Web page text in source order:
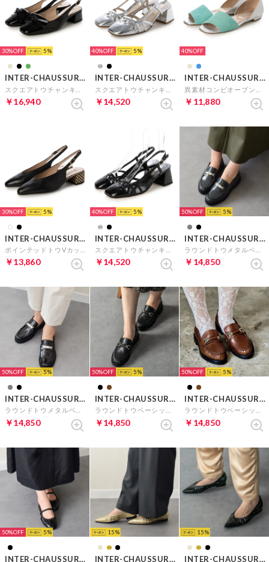
30% 5
INTER-CHAUSSURES
￥16,940
40% 5
INTER-CHAUSSURES
￥14,520
40%
INTER-CHAUSSURES
￥11,880
30% 5
INTER-CHAUSSURES
￥13,860
40% 5
INTER-CHAUSSURES
￥14,520
50% 5
INTER-CHAUSSURES
￥14,850
50% 5
INTER-CHAUSSURES
￥14,850
50% 5
INTER-CHAUSSURES
￥14,850
50% 5
INTER-CHAUSSURES
￥14,850
50% 5
INTER-CHAUSSURES
15
INTER-CHAUSSURES
15
INTER-CHAUSSURES